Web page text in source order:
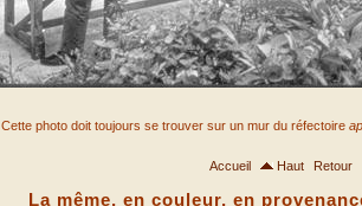
Cette photo doit toujours se trouver sur un mur du réfectoire
Accueil Haut Retour
La même, en couleur, en